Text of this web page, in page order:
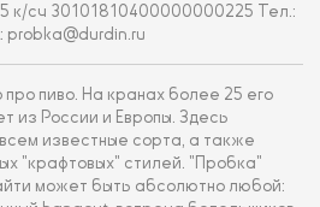
к/сч 30101810400000000225 Тел.:
probka@durdin.ru
пиво. На кранах более 25 его
из России и Европы. Здесь
известные сорта, а также
"крафтовых" стилей. "Пробка"
может быть абсолютно любой: